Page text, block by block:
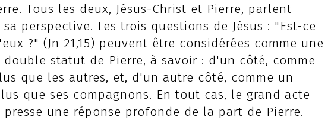
Tous les deux, Jésus-Christ et Pierre, parlent
perspective. Les trois questions de Jésus : "Est-ce
?" (Jn 21,15) peuvent être considérées comme une
statut de Pierre, à savoir : d'un côté, comme
que les autres, et, d'un autre côté, comme un
que ses compagnons. En tout cas, le grand acte
presse une réponse profonde de la part de Pierre.